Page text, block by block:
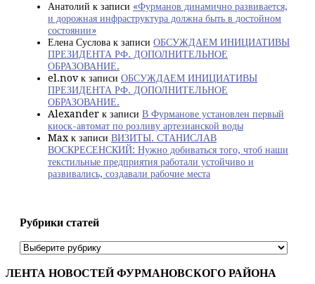
Анатолий к записи «Фурманов динамично развивается,
и дорожная инфраструктура должна быть в достойном
состоянии»
Елена Суслова к записи ОБСУЖДАЕМ ИНИЦИАТИВЫ
ПРЕЗИДЕНТА РФ. ДОПОЛНИТЕЛЬНОЕ
ОБРАЗОВАНИЕ.
el.nov к записи ОБСУЖДАЕМ ИНИЦИАТИВЫ
ПРЕЗИДЕНТА РФ. ДОПОЛНИТЕЛЬНОЕ
ОБРАЗОВАНИЕ.
Alexander к записи В Фурманове установлен первый
киоск-автомат по розливу артезианской воды
Max к записи ВИЗИТЫ. СТАНИСЛАВ
ВОСКРЕСЕНСКИЙ: Нужно добиваться того, чтоб наши
текстильные предприятия работали устойчиво и
развивались, создавали рабочие места
Рубрики статей
Рубрики
статей
ЛЕНТА НОВОСТЕЙ ФУРМАНОВСКОГО РАЙОНА